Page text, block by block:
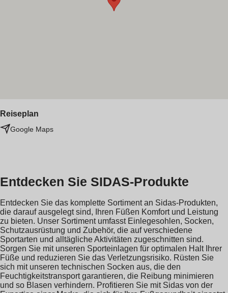
Reiseplan
Google Maps
Entdecken Sie SIDAS-Produkte
Entdecken Sie das komplette Sortiment an Sidas-Produkten,
die darauf ausgelegt sind, Ihren Füßen Komfort und Leistung
zu bieten. Unser Sortiment umfasst Einlegesohlen, Socken,
Schutzausrüstung und Zubehör, die auf verschiedene
Sportarten und alltägliche Aktivitäten zugeschnitten sind.
Sorgen Sie mit unseren Sporteinlagen für optimalen Halt Ihrer
Füße und reduzieren Sie das Verletzungsrisiko. Rüsten Sie
sich mit unseren technischen Socken aus, die den
Feuchtigkeitstransport garantieren, die Reibung minimieren
und so Blasen verhindern. Profitieren Sie mit Sidas von der